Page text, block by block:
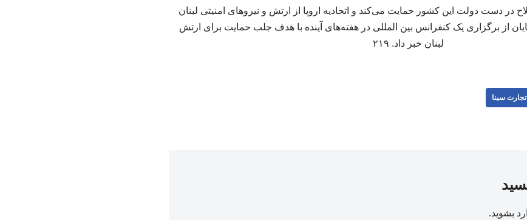
در دست دولت این کشور حمایت می‌کند و اتحادیه اروپا از ارتش و نیروهای امنیتی لبنان
از برگزاری یک کنفرانس بین المللی در هفته‌های آینده با هدف جلب حمایت برای ارتش
لبنان خبر داد. ۲۱۹
سینا
بشوید.